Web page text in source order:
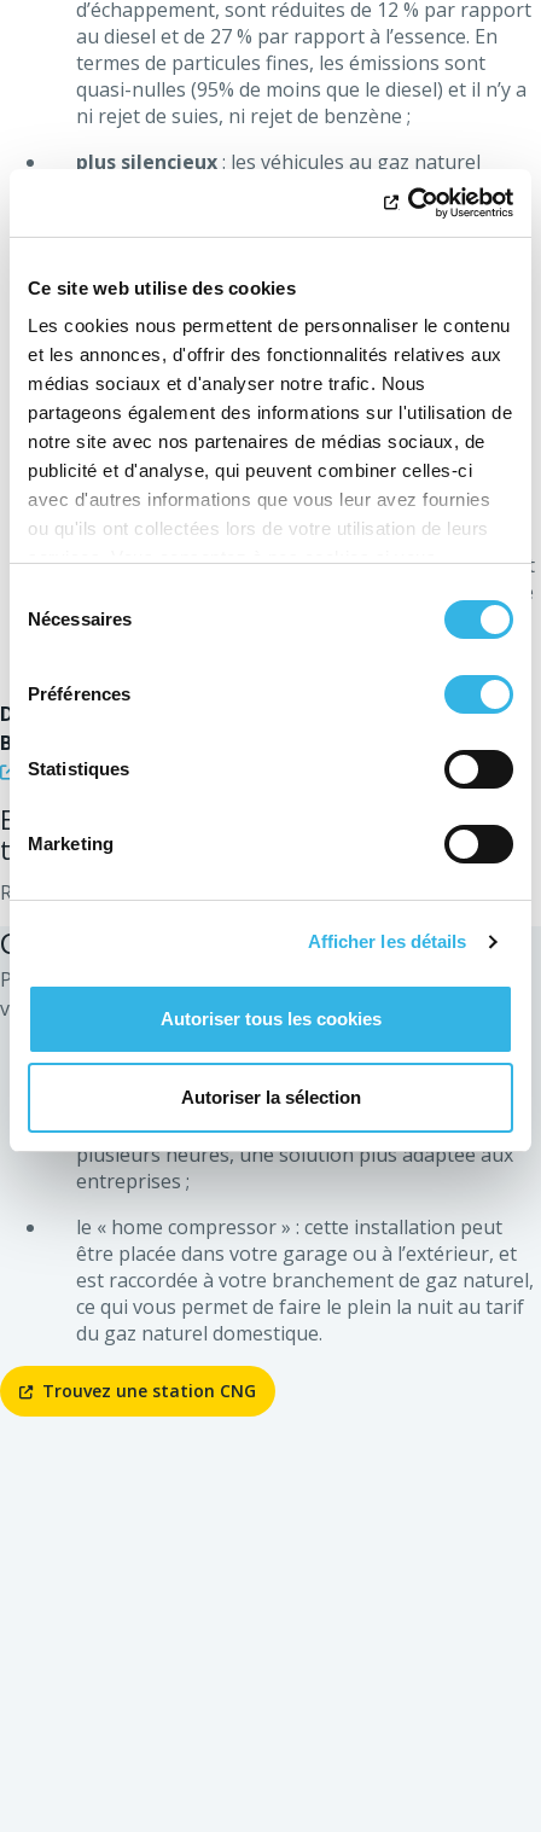
Ce site web utilise des cookies
Les cookies nous permettent de personnaliser le contenu
et les annonces, d'offrir des fonctionnalités relatives aux
médias sociaux et d'analyser notre trafic. Nous
partageons également des informations sur l'utilisation de
notre site avec nos partenaires de médias sociaux, de
publicité et d'analyse, qui peuvent combiner celles-ci
avec d'autres informations que vous leur avez fournies
ou qu'ils ont collectées lors de votre utilisation de leurs
Nécessaires
Préférences
Statistiques
Marketing
Afficher les détails
Autoriser tous les cookies
Autoriser la sélection
d’échappement, sont réduites de 12 % par rapport
au diesel et de 27 % par rapport à l’essence. En
termes de particules fines, les émissions sont
quasi-nulles (95% de moins que le diesel) et il n’y a
ni rejet de suies, ni rejet de benzène ;
plus silencieux: les véhicules au gaz naturel
produisent jusqu’à 75% de bruit en moins par
rapport aux véhicules traditionnels ;
aux normes les plus strictes. Le réservoir est
intégré au châssis et très résistant ; sa solidité a
été démontrée lors de nombreux crash-tests.
Grâce à cette technologie sûre, vous prendrez la
route en toute sécurité et vous stationnerez sans
risque dans les parkings souterrains ;
pratique: à la pompe, le plein se fait aussi
rapidement que pour les véhicules diesel ou
essence ;
un investissement à long terme: le CNG produit
moins de résidus lors de sa combustion et diminue
donc l’usure des moteurs.
Découvrez-en plus au sujet de la mobilité CNG en
Belgique
Gaz mobilité
Envie de vous informer sur les nouvelles
tendances du gaz naturel et du CNG ?
Retrouvez tous les articles sur le site de
Comment faire le plein ?
Plusieurs technologies existent pour le ravitaillement des
véhicules CNG :
les stations « fast-fill » : pour un plein en 2-3
les bornes « slow-fill » : le plein peut prendre
plusieurs heures, une solution plus adaptée aux
entreprises ;
le « home compressor » : cette installation peut
être placée dans votre garage ou à l’extérieur, et
est raccordée à votre branchement de gaz naturel,
ce qui vous permet de faire le plein la nuit au tarif
du gaz naturel domestique.
Trouvez une station CNG